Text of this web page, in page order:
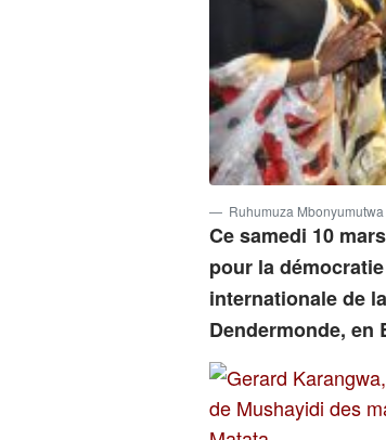
Ruhumuza Mbonyumutwa
Ce samedi 10
pour la
internationale de
Dendermonde, en